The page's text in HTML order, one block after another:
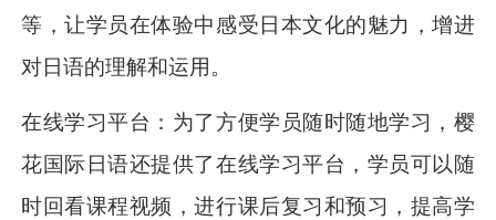
等，让学员在体验中感受日本文化的魅力，增进
对日语的理解和运用。
在线学习平台：为了方便学员随时随地学习，樱
花国际日语还提供了在线学习平台，学员可以随
时回看课程视频，进行课后复习和预习，提高学